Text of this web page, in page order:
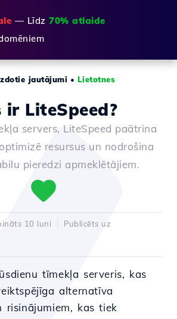
— Līdz 70% atlaide
jautājumi • Lietotnes
ir LiteSpeed?
servers, LiteSpeed paātrina
resursus un nodrošina
pieredzi apmeklētājiem.
10 luni
Publicēts uz
tīmekļa serveris, kas
alternatīva
risinājumiem, kas tiek